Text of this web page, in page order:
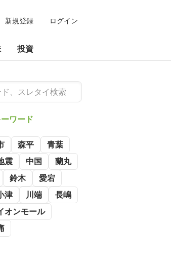
新規登録 ログイン
投資
ワード
森平
青葉
震 中国
蘭丸
鈴木
愛宕
津 川端
長嶋
オンモール